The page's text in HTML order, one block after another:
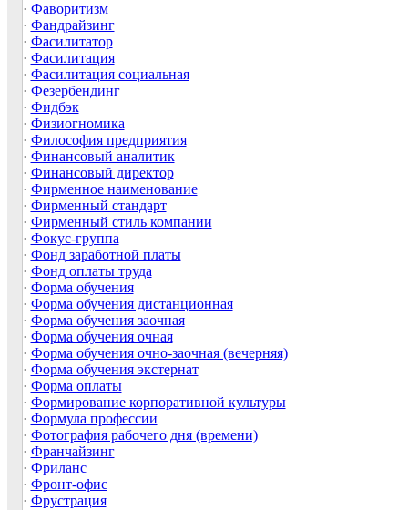
· Фаворитизм
· Фандрайзинг
· Фасилитатор
· Фасилитация
· Фасилитация социальная
· Фезербендинг
· Фидбэк
· Физиогномика
· Философия предприятия
· Финансовый аналитик
· Финансовый директор
· Фирменное наименование
· Фирменный стандарт
· Фирменный стиль компании
· Фокус-группа
· Фонд заработной платы
· Фонд оплаты труда
· Форма обучения
· Форма обучения дистанционная
· Форма обучения заочная
· Форма обучения очная
· Форма обучения очно-заочная (вечерняя)
· Форма обучения экстернат
· Форма оплаты
· Формирование корпоративной культуры
· Формула профессии
· Фотография рабочего дня (времени)
· Франчайзинг
· Фриланс
· Фронт-офис
· Фрустрация